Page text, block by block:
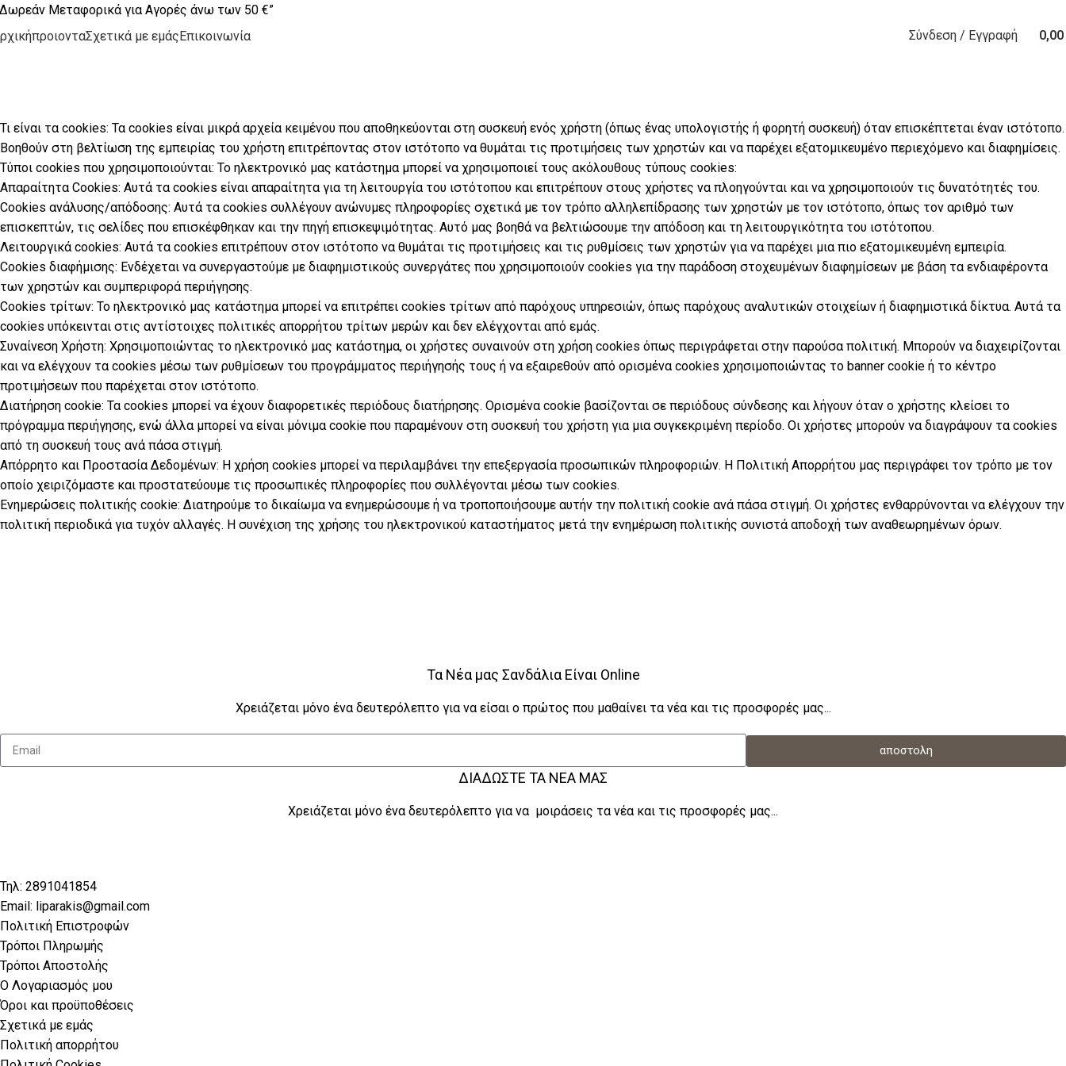
Μεταφορικά για Αγορές άνω των 50 €”
προιονταΣχετικά με εμάςΕπικοινωνία Σύνδεση / Εγγραφή 0,00
Τι είναι τα cookies: Τα cookies είναι μικρά αρχεία κειμένου που αποθηκεύονται στη συσκευή ενός χρήστη (όπως ένας υπολογιστής ή φορητή συσκευή) όταν επισκέπτεται έναν ιστότοπο.
Βοηθούν στη βελτίωση της εμπειρίας του χρήστη επιτρέποντας στον ιστότοπο να θυμάται τις προτιμήσεις των χρηστών και να παρέχει εξατομικευμένο περιεχόμενο και διαφημίσεις.
Τύποι cookies που χρησιμοποιούνται: Το ηλεκτρονικό μας κατάστημα μπορεί να χρησιμοποιεί τους ακόλουθους τύπους cookies:
Απαραίτητα Cookies: Αυτά τα cookies είναι απαραίτητα για τη λειτουργία του ιστότοπου και επιτρέπουν στους χρήστες να πλοηγούνται και να χρησιμοποιούν τις δυνατότητές του.
Cookies ανάλυσης/απόδοσης: Αυτά τα cookies συλλέγουν ανώνυμες πληροφορίες σχετικά με τον τρόπο αλληλεπίδρασης των χρηστών με τον ιστότοπο, όπως τον αριθμό των
επισκεπτών, τις σελίδες που επισκέφθηκαν και την πηγή επισκεψιμότητας. Αυτό μας βοηθά να βελτιώσουμε την απόδοση και τη λειτουργικότητα του ιστότοπου.
Λειτουργικά cookies: Αυτά τα cookies επιτρέπουν στον ιστότοπο να θυμάται τις προτιμήσεις και τις ρυθμίσεις των χρηστών για να παρέχει μια πιο εξατομικευμένη εμπειρία.
Cookies διαφήμισης: Ενδέχεται να συνεργαστούμε με διαφημιστικούς συνεργάτες που χρησιμοποιούν cookies για την παράδοση στοχευμένων διαφημίσεων με βάση τα ενδιαφέροντα
των χρηστών και συμπεριφορά περιήγησης.
Cookies τρίτων: Το ηλεκτρονικό μας κατάστημα μπορεί να επιτρέπει cookies τρίτων από παρόχους υπηρεσιών, όπως παρόχους αναλυτικών στοιχείων ή διαφημιστικά δίκτυα. Αυτά τα
cookies υπόκεινται στις αντίστοιχες πολιτικές απορρήτου τρίτων μερών και δεν ελέγχονται από εμάς.
Συναίνεση Χρήστη: Χρησιμοποιώντας το ηλεκτρονικό μας κατάστημα, οι χρήστες συναινούν στη χρήση cookies όπως περιγράφεται στην παρούσα πολιτική. Μπορούν να διαχειρίζονται
και να ελέγχουν τα cookies μέσω των ρυθμίσεων του προγράμματος περιήγησής τους ή να εξαιρεθούν από ορισμένα cookies χρησιμοποιώντας το banner cookie ή το κέντρο
προτιμήσεων που παρέχεται στον ιστότοπο.
Διατήρηση cookie: Τα cookies μπορεί να έχουν διαφορετικές περιόδους διατήρησης. Ορισμένα cookie βασίζονται σε περιόδους σύνδεσης και λήγουν όταν ο χρήστης κλείσει το
πρόγραμμα περιήγησης, ενώ άλλα μπορεί να είναι μόνιμα cookie που παραμένουν στη συσκευή του χρήστη για μια συγκεκριμένη περίοδο. Οι χρήστες μπορούν να διαγράψουν τα cookies
από τη συσκευή τους ανά πάσα στιγμή.
Απόρρητο και Προστασία Δεδομένων: Η χρήση cookies μπορεί να περιλαμβάνει την επεξεργασία προσωπικών πληροφοριών. Η Πολιτική Απορρήτου μας περιγράφει τον τρόπο με τον
οποίο χειριζόμαστε και προστατεύουμε τις προσωπικές πληροφορίες που συλλέγονται μέσω των cookies.
Ενημερώσεις πολιτικής cookie: Διατηρούμε το δικαίωμα να ενημερώσουμε ή να τροποποιήσουμε αυτήν την πολιτική cookie ανά πάσα στιγμή. Οι χρήστες ενθαρρύνονται να ελέγχουν την
πολιτική περιοδικά για τυχόν αλλαγές. Η συνέχιση της χρήσης του ηλεκτρονικού καταστήματος μετά την ενημέρωση πολιτικής συνιστά αποδοχή των αναθεωρημένων όρων.
Τα Νέα μας Σανδάλια Είναι Online
Χρειάζεται μόνο ένα δευτερόλεπτο για να είσαι ο πρώτος που μαθαίνει τα νέα και τις προσφορές μας...
αποστολη
ΔΙΑΔΩΣΤΕ ΤΑ ΝΕΑ ΜΑΣ
Χρειάζεται μόνο ένα δευτερόλεπτο για να μοιράσεις τα νέα και τις προσφορές μας...
Τηλ: 2891041854
Email: liparakis@gmail.com
Πολιτική Επιστροφών
Τρόποι Πληρωμής
Τρόποι Αποστολής
Ο Λογαριασμός μου
Όροι και προϋποθέσεις
Σχετικά με εμάς
Πολιτική απορρήτου